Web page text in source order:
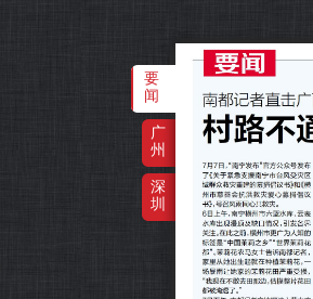
要
闻
广
州
深
圳